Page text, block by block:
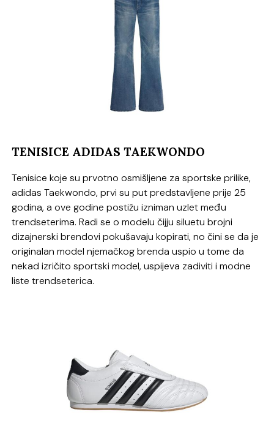
TENISICE ADIDAS TAEKWONDO
Tenisice koje su prvotno osmišljene za sportske prilike,
adidas Taekwondo, prvi su put predstavljene prije 25
godina, a ove godine postižu izniman uzlet među
trendseterima. Radi se o modelu čijju siluetu brojni
dizajnerski brendovi pokušavaju kopirati, no čini se da je
originalan model njemačkog brenda uspio u tome da
nekad izričito sportski model, uspijeva zadiviti i modne
liste trendseterica.